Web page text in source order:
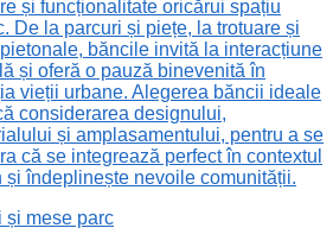
și funcționalitate oricărui spațiu
De la parcuri și piețe, la trotuare și
băncile invită la interacțiune
și oferă o pauză binevenită în
vieții urbane. Alegerea băncii ideale
considerarea designului,
și amplasamentului, pentru a se
că se integrează perfect în contextul
și îndeplinește nevoile comunității.
și mese parc